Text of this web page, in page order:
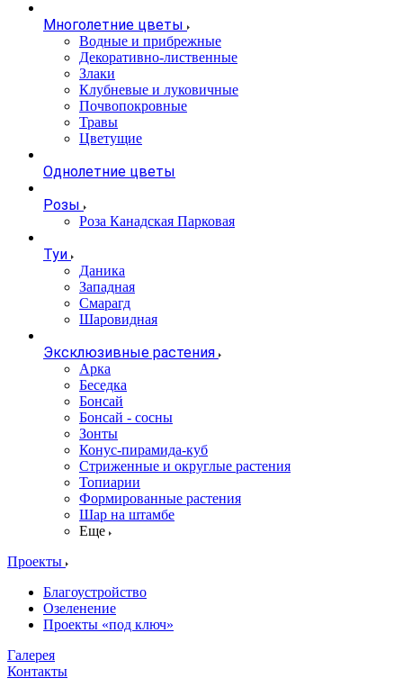
Многолетние цветы
Водные и прибрежные
Декоративно-лиственные
Злаки
Клубневые и луковичные
Почвопокровные
Травы
Цветущие
Однолетние цветы
Розы
Роза Канадская Парковая
Туи
Даника
Западная
Смарагд
Шаровидная
Эксклюзивные растения
Арка
Беседка
Бонсай
Бонсай - сосны
Зонты
Конус-пирамида-куб
Стриженные и округлые растения
Топиарии
Формированные растения
Шар на штамбе
Еще
Проекты
Благоустройство
Озеленение
Проекты «под ключ»
Галерея
Контакты